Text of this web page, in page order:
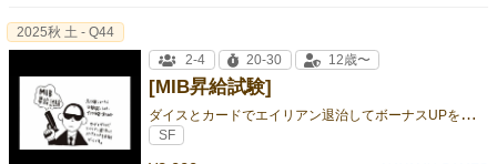
[MIB昇給試験]
ダ
イスとカードでエイリアン退治してボーナスUPを目指すゲームです。
2025秋 土 - Q44
2-4
20-30 12歳〜
SF